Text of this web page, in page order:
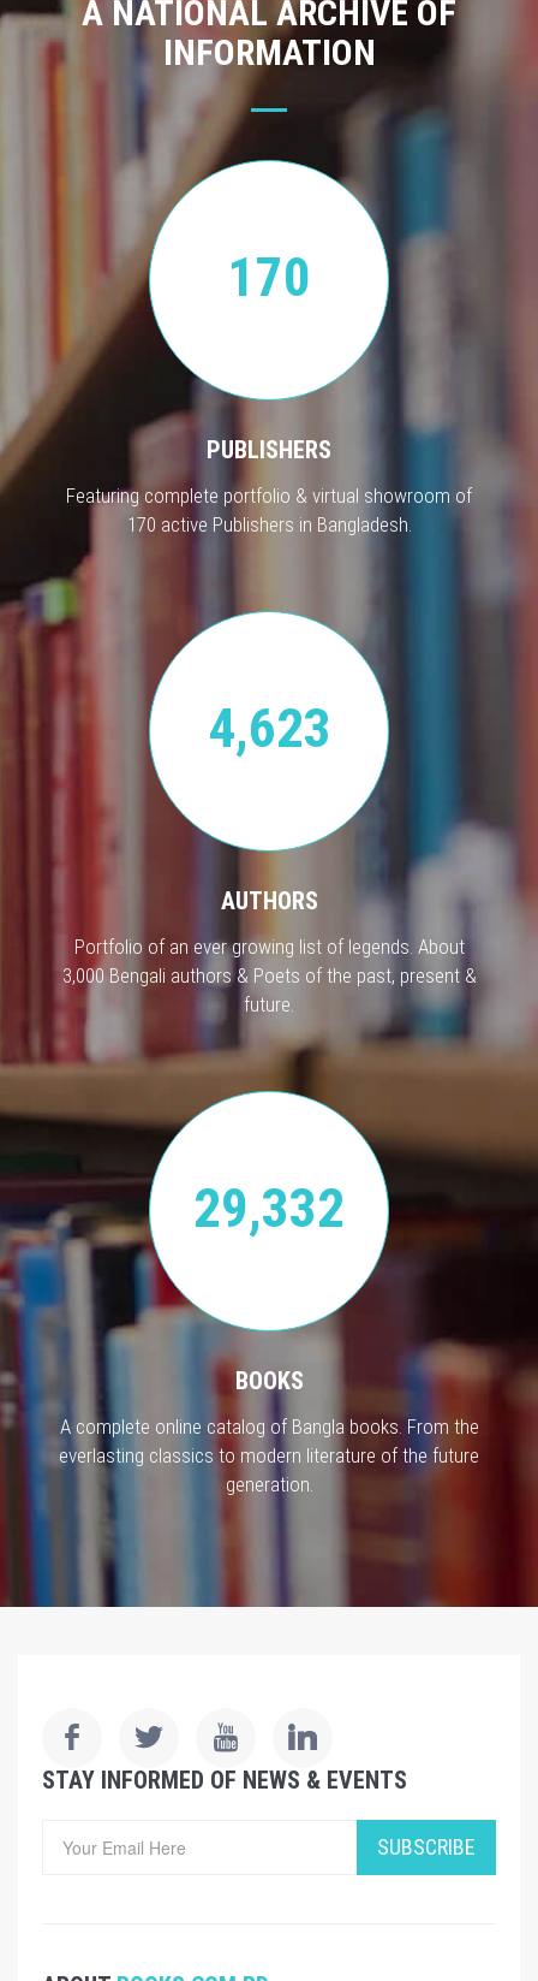
A NATIONAL ARCHIVE OF
INFORMATION
170
PUBLISHERS
Featuring complete portfolio & virtual showroom of
170 active Publishers in Bangladesh.
4,623
AUTHORS
Portfolio of an ever growing list of legends. About
3,000 Bengali authors & Poets of the past, present &
future.
29,332
BOOKS
A complete online catalog of Bangla books. From the
everlasting classics to modern literature of the future
generation.
STAY INFORMED OF NEWS & EVENTS
SUBSCRIBE